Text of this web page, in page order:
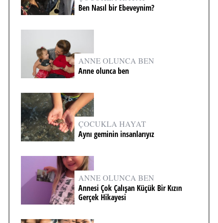
Ben Nasıl bir Ebeveynim?
ANNE OLUNCA BEN
Anne olunca ben
ÇOCUKLA HAYAT
Aynı geminin insanlarıyız
ANNE OLUNCA BEN
Annesi Çok Çalışan Küçük Bir Kızın
Gerçek Hikayesi